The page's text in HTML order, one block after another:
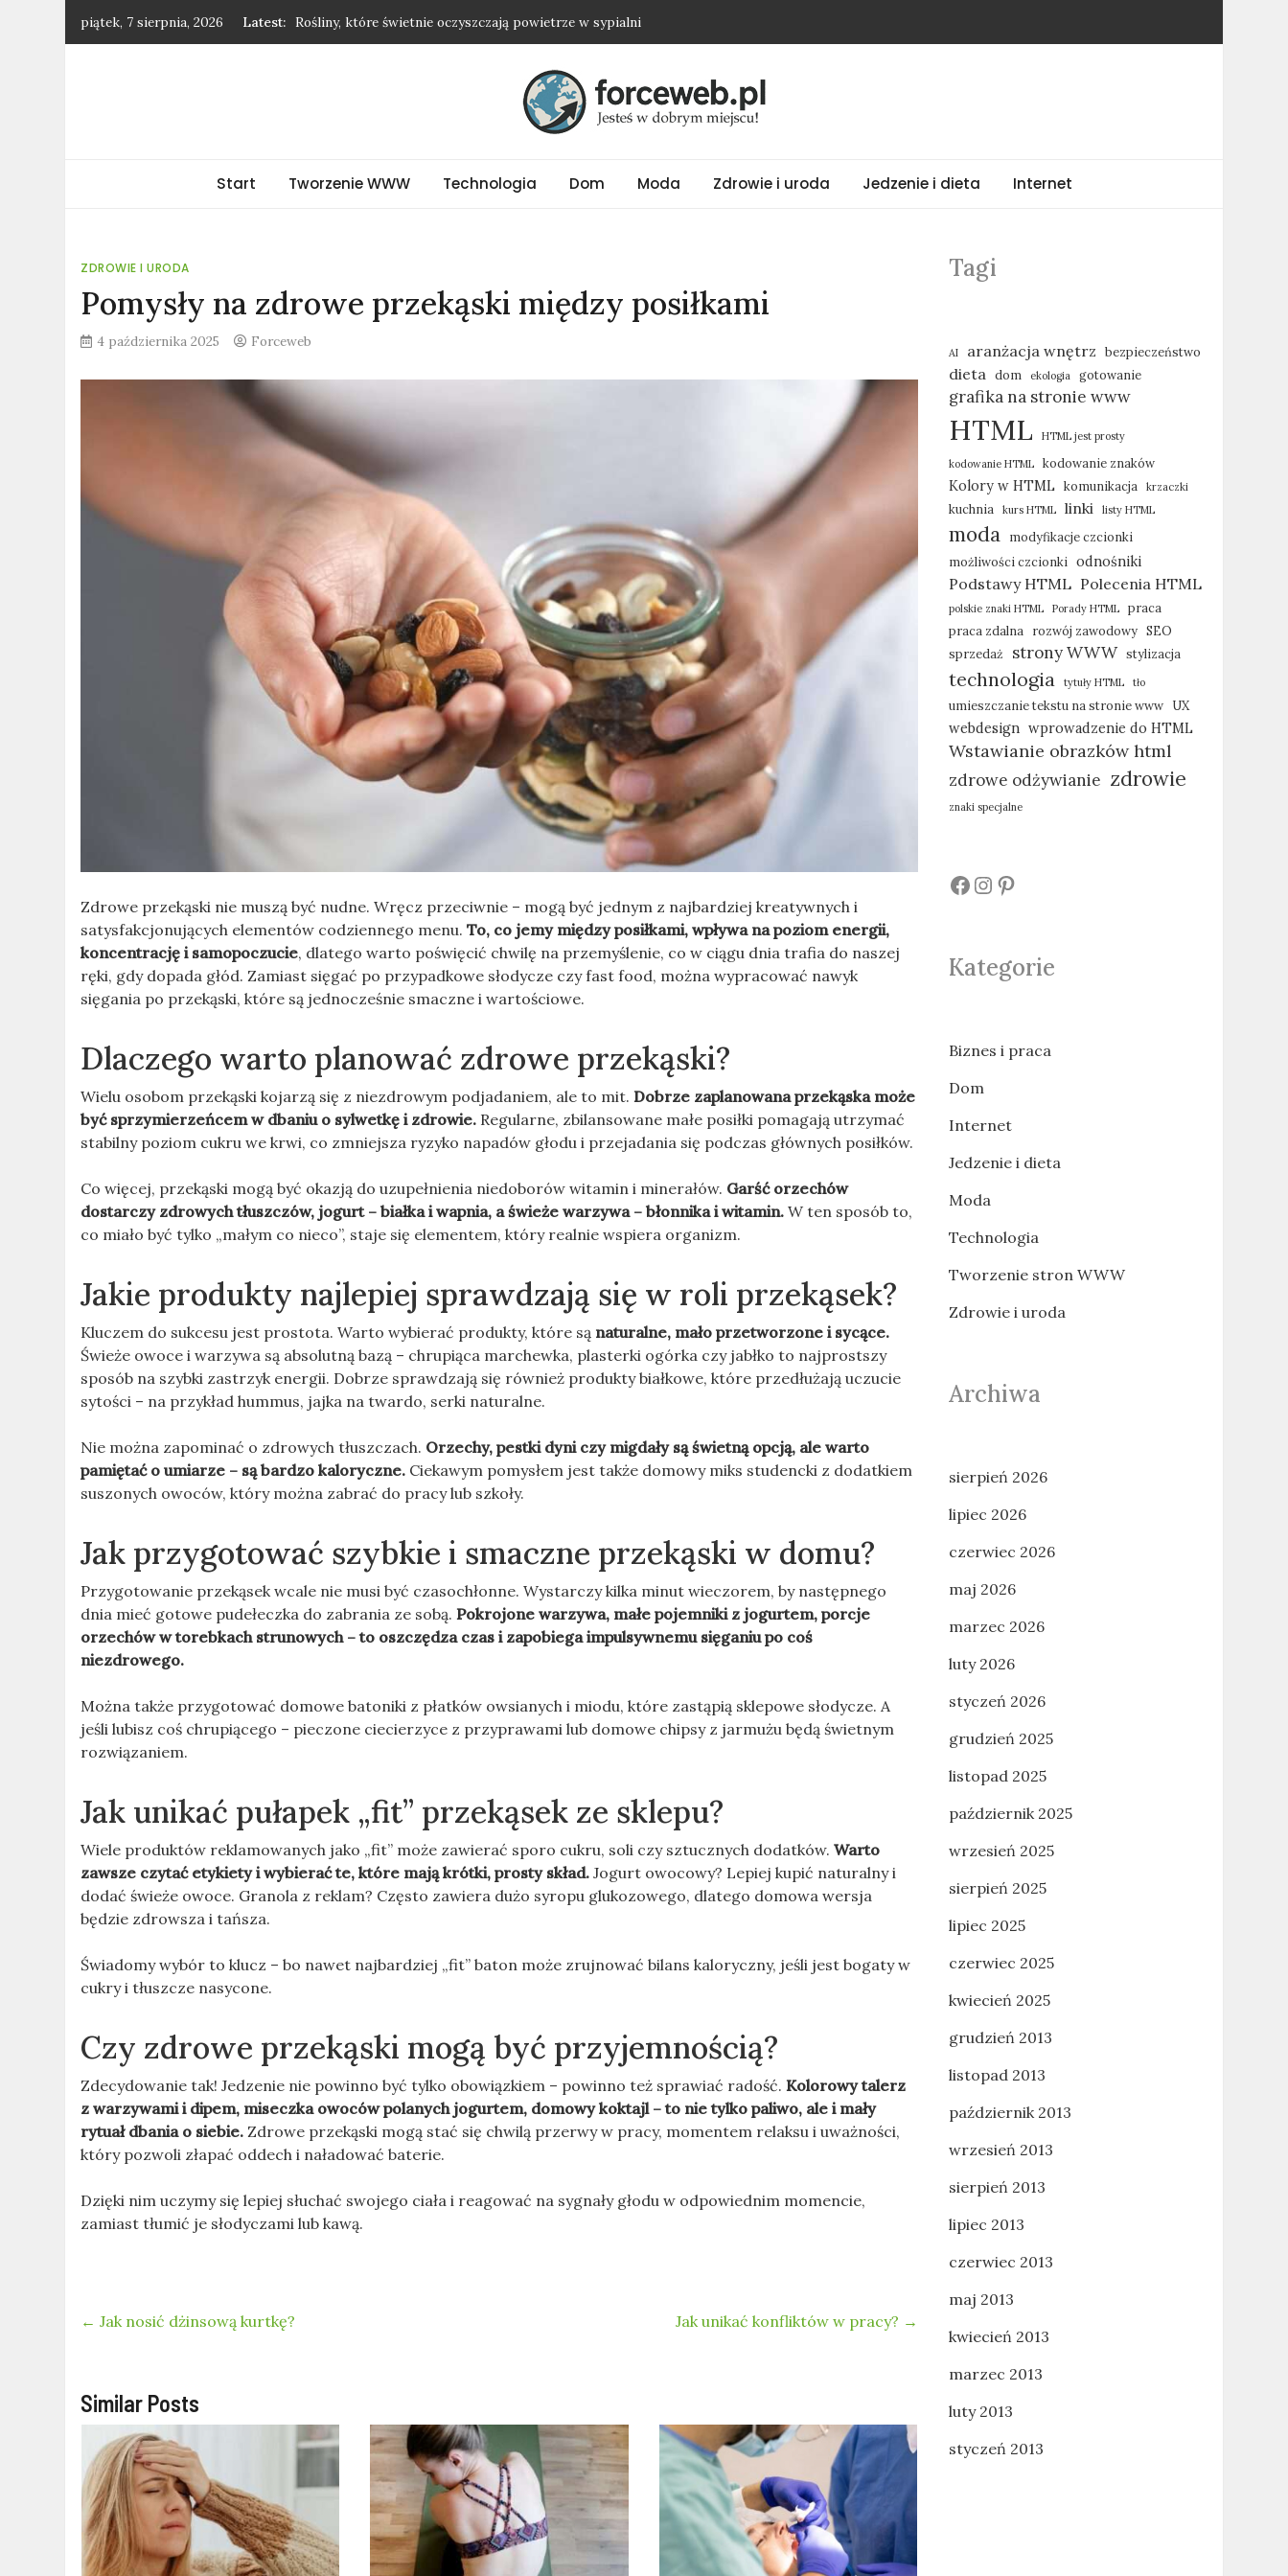
piątek, 7 sierpnia, 2026 Latest: Rośliny, które świetnie oczyszczają powietrze w sypialni
Dodatki, które odmienią nawet najprostszy strój
Dlaczego warto kupować biżuterię ze stali chirurgicznej?
forceweb.pl
Start Tworzenie WWW Technologia Dom Moda Zdrowie i uroda Jedzenie i dieta Internet
ZDROWIE I URODA
Pomysły na zdrowe przekąski między posiłkami
4 października 2025 Forceweb
Zdrowe przekąski nie muszą być nudne. Wręcz przeciwnie – mogą być jednym z najbardziej kreatywnych i
satysfakcjonujących elementów codziennego menu.To, co jemy między posiłkami, wpływa na poziom energii,
koncentrację i samopoczucie, dlatego warto poświęcić chwilę na przemyślenie, co w ciągu dnia trafia do naszej
ręki, gdy dopada głód. Zamiast sięgać po przypadkowe słodycze czy fast food, można wypracować nawyk
sięgania po przekąski, które są jednocześnie smaczne i wartościowe.
Dlaczego warto planować zdrowe przekąski?
Wielu osobom przekąski kojarzą się z niezdrowym podjadaniem, ale to mit. Dobrze zaplanowana przekąska może
być sprzymierzeńcem w dbaniu o sylwetkę i zdrowie. Regularne, zbilansowane małe posiłki pomagają utrzymać
stabilny poziom cukru we krwi, co zmniejsza ryzyko napadów głodu i przejadania się podczas głównych posiłków.
Co więcej, przekąski mogą być okazją do uzupełnienia niedoborów witamin i minerałów. Garść orzechów
dostarczy zdrowych tłuszczów, jogurt – białka i wapnia, a świeże warzywa – błonnika i witamin. W ten sposób to,
co miało być tylko „małym co nieco”, staje się elementem, który realnie wspiera organizm.
Jakie produkty najlepiej sprawdzają się w roli przekąsek?
Kluczem do sukcesu jest prostota. Warto wybierać produkty, które są naturalne, mało przetworzone i sycące.
Świeże owoce i warzywa są absolutną bazą – chrupiąca marchewka, plasterki ogórka czy jabłko to najprostszy
sposób na szybki zastrzyk energii. Dobrze sprawdzają się również produkty białkowe, które przedłużają uczucie
sytości – na przykład hummus, jajka na twardo, serki naturalne.
Nie można zapominać o zdrowych tłuszczach. Orzechy, pestki dyni czy migdały są świetną opcją, ale warto
pamiętać o umiarze – są bardzo kaloryczne. Ciekawym pomysłem jest także domowy miks studencki z dodatkiem
suszonych owoców, który można zabrać do pracy lub szkoły.
Jak przygotować szybkie i smaczne przekąski w domu?
Przygotowanie przekąsek wcale nie musi być czasochłonne. Wystarczy kilka minut wieczorem, by następnego
dnia mieć gotowe pudełeczka do zabrania ze sobą. Pokrojone warzywa, małe pojemniki z jogurtem, porcje
orzechów w torebkach strunowych – to oszczędza czas i zapobiega impulsywnemu sięganiu po coś
niezdrowego.
Można także przygotować domowe batoniki z płatków owsianych i miodu, które zastąpią sklepowe słodycze. A
jeśli lubisz coś chrupiącego – pieczone ciecierzyce z przyprawami lub domowe chipsy z jarmużu będą świetnym
rozwiązaniem.
Jak unikać pułapek „fit” przekąsek ze sklepu?
Wiele produktów reklamowanych jako „fit” może zawierać sporo cukru, soli czy sztucznych dodatków.Warto
zawsze czytać etykiety i wybierać te, które mają krótki, prosty skład. Jogurt owocowy? Lepiej kupić naturalny i
dodać świeże owoce. Granola z reklam? Często zawiera dużo syropu glukozowego, dlatego domowa wersja
będzie zdrowsza i tańsza.
Świadomy wybór to klucz – bo nawet najbardziej „fit” baton może zrujnować bilans kaloryczny, jeśli jest bogaty w
cukry i tłuszcze nasycone.
Czy zdrowe przekąski mogą być przyjemnością?
Zdecydowanie tak! Jedzenie nie powinno być tylko obowiązkiem – powinno też sprawiać radość. Kolorowy talerz
z warzywami i dipem, miseczka owoców polanych jogurtem, domowy koktajl – to nie tylko paliwo, ale i mały
rytuał dbania o siebie. Zdrowe przekąski mogą stać się chwilą przerwy w pracy, momentem relaksu i uważności,
który pozwoli złapać oddech i naładować baterie.
Dzięki nim uczymy się lepiej słuchać swojego ciała i reagować na sygnały głodu w odpowiednim momencie,
zamiast tłumić je słodyczami lub kawą.
← Jak nosić dżinsową kurtkę? Jak unikać konfliktów w pracy? →
Similar Posts
Tagi
AI aranżacja wnętrz bezpieczeństwo
dieta dom ekologia gotowanie
grafika na stronie www
HTML HTML jest prosty
kodowanie HTML kodowanie znaków
Kolory w HTML komunikacja krzaczki
kuchnia kurs HTML linki listy HTML
moda
modyfikacje czcionki
możliwości czcionki
odnośniki
Podstawy HTML Polecenia HTML
polskie znaki HTML Porady HTML
praca
praca zdalna
rozwój zawodowy SEO
sprzedaż
strony WWW stylizacja
technologia tytuły HTML tło
umieszczanie tekstu na stronie www UX
webdesign wprowadzenie do HTML
Wstawianie obrazków html
zdrowe odżywianie zdrowie
znaki specjalne
# # #
Kategorie
Biznes i praca
Dom
Internet
Jedzenie i dieta
Moda
Technologia
Tworzenie stron WWW
Zdrowie i uroda
Archiwa
sierpień 2026
lipiec 2026
czerwiec 2026
maj 2026
marzec 2026
luty 2026
styczeń 2026
grudzień 2025
listopad 2025
październik 2025
wrzesień 2025
sierpień 2025
lipiec 2025
czerwiec 2025
kwiecień 2025
grudzień 2013
listopad 2013
październik 2013
wrzesień 2013
sierpień 2013
lipiec 2013
czerwiec 2013
maj 2013
kwiecień 2013
marzec 2013
luty 2013
styczeń 2013